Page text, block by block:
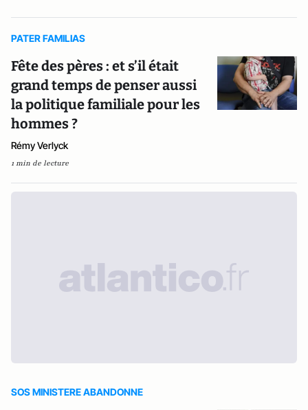
PATER FAMILIAS
Fête des pères : et s’il était
grand temps de penser aussi
la politique familiale pour les
hommes ?
Rémy Verlyck
1 min de lecture
SOS MINISTERE ABANDONNE